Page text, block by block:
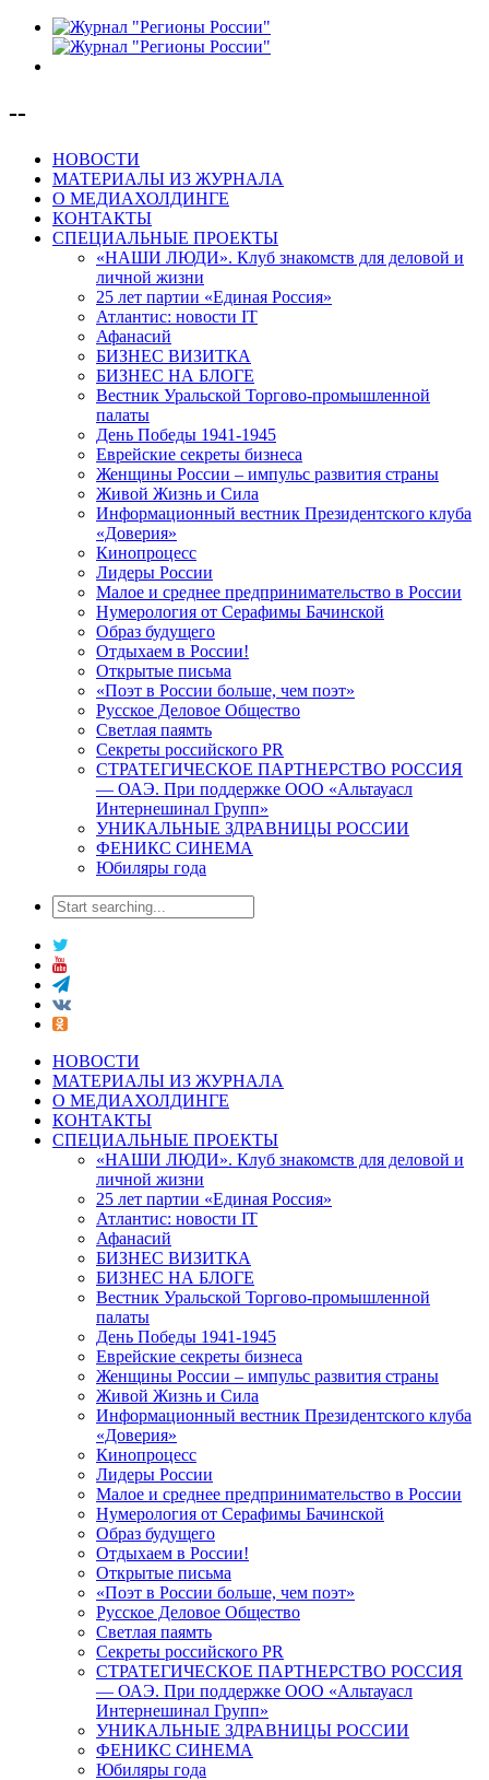
--
НОВОСТИ
МАТЕРИАЛЫ ИЗ ЖУРНАЛА
О МЕДИАХОЛДИНГЕ
КОНТАКТЫ
СПЕЦИАЛЬНЫЕ ПРОЕКТЫ
«НАШИ ЛЮДИ». Клуб знакомств для деловой и
личной жизни
25 лет партии «Единая Россия»
Атлантис: новости IT
Афанасий
БИЗНЕС ВИЗИТКА
БИЗНЕС НА БЛОГЕ
Вестник Уральской Торгово-промышленной
палаты
День Победы 1941-1945
Еврейские секреты бизнеса
Женщины России – импульс развития страны
Живой Жизнь и Сила
Информационный вестник Президентского клуба
«Доверия»
Кинопроцесс
Лидеры России
Малое и среднее предпринимательство в России
Нумерология от Серафимы Бачинской
Образ будущего
Отдыхаем в России!
Открытые письма
«Поэт в России больше, чем поэт»
Русское Деловое Общество
Светлая паямть
Секреты российского PR
СТРАТЕГИЧЕСКОЕ ПАРТНЕРСТВО РОССИЯ
— ОАЭ. При поддержке ООО «Альтауасл
Интернешинал Групп»
УНИКАЛЬНЫЕ ЗДРАВНИЦЫ РОССИИ
ФЕНИКС СИНЕМА
Юбиляры года
НОВОСТИ
МАТЕРИАЛЫ ИЗ ЖУРНАЛА
О МЕДИАХОЛДИНГЕ
КОНТАКТЫ
СПЕЦИАЛЬНЫЕ ПРОЕКТЫ
«НАШИ ЛЮДИ». Клуб знакомств для деловой и
личной жизни
25 лет партии «Единая Россия»
Атлантис: новости IT
Афанасий
БИЗНЕС ВИЗИТКА
БИЗНЕС НА БЛОГЕ
Вестник Уральской Торгово-промышленной
палаты
День Победы 1941-1945
Еврейские секреты бизнеса
Женщины России – импульс развития страны
Живой Жизнь и Сила
Информационный вестник Президентского клуба
«Доверия»
Кинопроцесс
Лидеры России
Малое и среднее предпринимательство в России
Нумерология от Серафимы Бачинской
Образ будущего
Отдыхаем в России!
Открытые письма
«Поэт в России больше, чем поэт»
Русское Деловое Общество
Светлая паямть
Секреты российского PR
СТРАТЕГИЧЕСКОЕ ПАРТНЕРСТВО РОССИЯ
— ОАЭ. При поддержке ООО «Альтауасл
Интернешинал Групп»
УНИКАЛЬНЫЕ ЗДРАВНИЦЫ РОССИИ
ФЕНИКС СИНЕМА
Юбиляры года